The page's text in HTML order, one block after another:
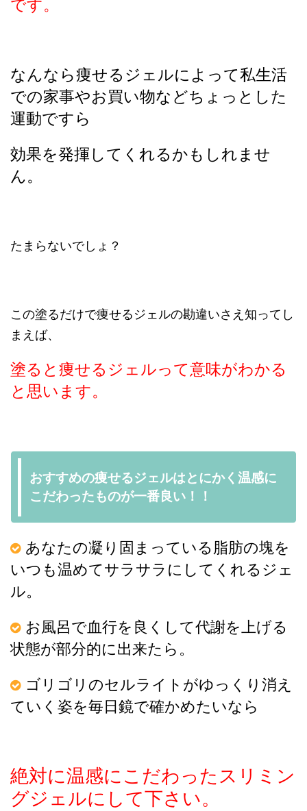
です。
なんなら痩せるジェルによって私生活
での家事やお買い物などちょっとした
運動ですら
効果を発揮してくれるかもしれませ
ん。
たまらないでしょ？
この塗るだけで痩せるジェルの勘違いさえ知ってし
まえば、
塗ると痩せるジェルって意味がわかる
と思います。
おすすめの痩せるジェルはとにかく温感に
こだわったものが一番良い！！
あなたの凝り固まっている脂肪の塊を
いつも温めてサラサラにしてくれるジェ
ル。
お風呂で血行を良くして代謝を上げる
状態が部分的に出来たら。
ゴリゴリのセルライトがゆっくり消え
ていく姿を毎日鏡で確かめたいなら
絶対に温感にこだわったスリミン
グジェルにして下さい。